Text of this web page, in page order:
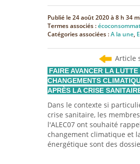
Publié le24 août 2020 à 8 h 34
Termes associés :
Catégories associées :A la une,
Article
FAIRE AVANCER LA
CHANGEMENTS
APRÈS LA CRISE
Dans le contexte si
crise sanitaire, les
l'ALEC07 ont souhaité
changement climatique et
énergétique sont des